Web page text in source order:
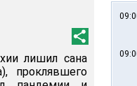
лишил сана
проклявшего